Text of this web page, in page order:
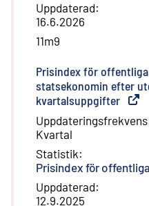
Uppdaterad:
16.6.2026
11m9
Prisindex för offentliga
statsekonomin efter
kvartalsuppgifter
Uppdateringsfrekvens
Kvartal
Statistik:
Prisindex för
Uppdaterad:
12.9.2025